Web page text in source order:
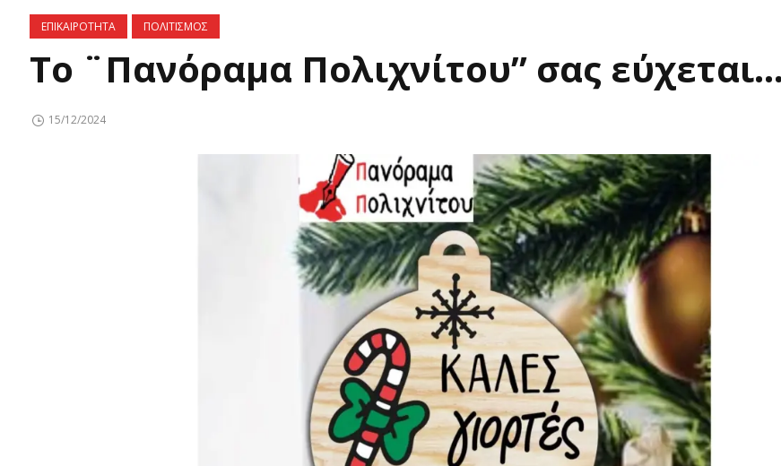
ΕΠΙΚΑΙΡΟΤΗΤΑ ΠΟΛΙΤΙΣΜΟΣ
Το ¨Πανόραμα Πολιχνίτου” σας εύχεται…
15/12/2024